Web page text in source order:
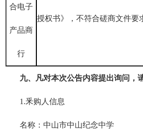
合电子
产品商
行
授权书》，不符合磋商文件要
九、凡对本次公告内容提出询问，
1.釆购人信息
名称：中山市中山纪念中学